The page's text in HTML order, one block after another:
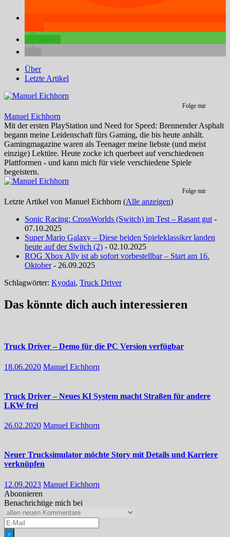
Über
Letzte Artikel
Folge mir
Manuel Eichhorn
Mit der ersten PlayStation und Need for Speed: Brennender Asphalt
begann meine Leidenschaft fürs Gaming, die bis heute anhält.
Gamingmagazine waren als Teenager meine liebste (und meist
einzige) Lektüre. Heute zocke ich querbeet auf verschiedenen
Plattformen - und kann mich für viele verschiedene Spiele
begeistern.
Folge mir
Letzte Artikel von Manuel Eichhorn (Alle anzeigen)
Sonic Racing: CrossWorlds (Switch) im Test – Rasant gut -
07.10.2025
Super Mario Galaxy – Diese beiden Spieleklassiker landen
heute auf der Switch (2) - 02.10.2025
ROG Xbox Ally ist ab sofort vorbestellbar – Start am 16.
Oktober- 26.09.2025
Schlagwörter: Kyodai, Truck Driver
Das könnte dich auch interessieren
Truck Driver – Demo für die PC Version verfügbar
18.06.2020 Manuel Eichhorn
Truck Driver – Neues KI System macht Straßen für andere
LKW frei
26.02.2020 Manuel Eichhorn
Neuer Trucksimulator möchte Story mit Details und Karriere
verknüpfen
12.09.2023 Manuel Eichhorn
Abonnieren
Benachrichtige mich bei